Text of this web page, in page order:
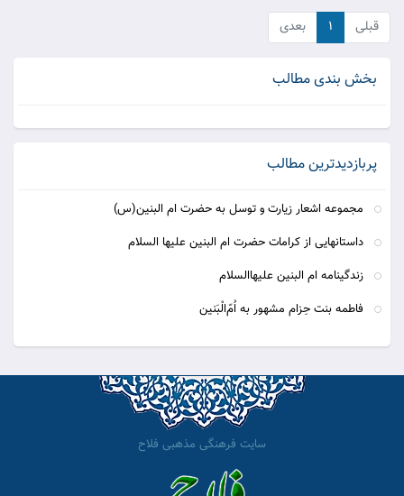
قبلی ۱ بعدی
بخش بندی مطالب
پربازدیدترین مطالب
مجموعه اشعار زیارت و توسل به حضرت ام البنین(س)
داستانهایی از کرامات حضرت ام البنین علیها السلام
زندگینامه ام البنین علیهاالسلام
فاطمه بنت حِزام مشهور به اُمّ‌الْبَنین
سایت فرهنگی مذهبی فلاح